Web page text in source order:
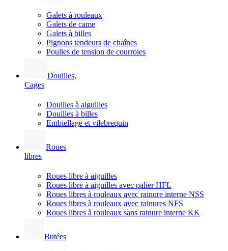
Galets à rouleaux
Galets de came
Galets à billes
Pignons tendeurs de chaînes
Poulies de tension de courroies
Douilles,
Cages
Douilles à aiguilles
Douilles à billes
Embiellage et vilebrequin
Roues
libres
Roues libre à aiguilles
Roues libre à aiguilles avec palier HFL
Roues libres à rouleaux avec rainure interne NSS
Roues libres à rouleaux avec rainures NFS
Roues libres à rouleaux sans rainure interne KK
Butées